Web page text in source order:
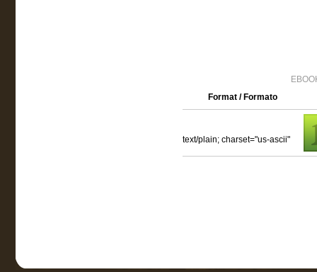
Format / Formato
text/plain; charset="us-ascii"